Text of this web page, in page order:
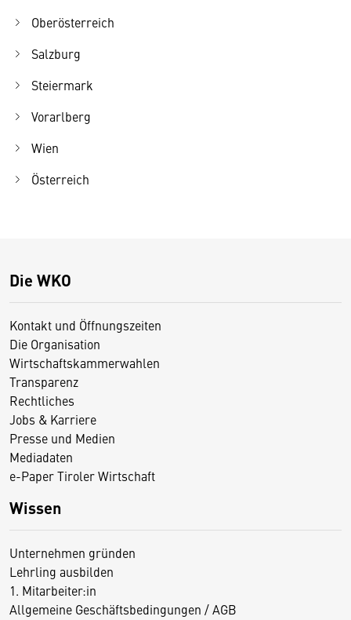
Oberösterreich
Salzburg
Steiermark
Vorarlberg
Wien
Österreich
Die WKO
Kontakt und Öffnungszeiten
Die Organisation
Wirtschaftskammerwahlen
Transparenz
Rechtliches
Jobs & Karriere
Presse und Medien
Mediadaten
e-Paper Tiroler Wirtschaft
Wissen
Unternehmen gründen
Lehrling ausbilden
1. Mitarbeiter:in
Allgemeine Geschäftsbedingungen / AGB